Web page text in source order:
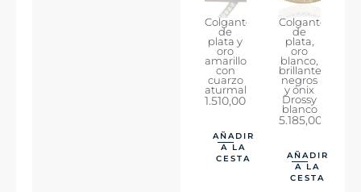
Colgante
de
plata y
oro
amarillo
con
cuarzo
aturmalinado
1.510,00
AÑADIR
A LA
CESTA
Colgante
de
plata,
oro
blanco,
brillantes
negros
y ónix
Drossy
blanco
5.185,00
AÑADIR
A LA
CESTA